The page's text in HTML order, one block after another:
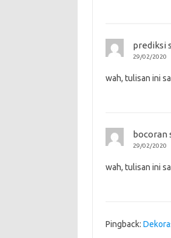
prediksi
29/02/2020
wah, tulisan ini
bocoran
29/02/2020
wah, tulisan ini
Pingback: